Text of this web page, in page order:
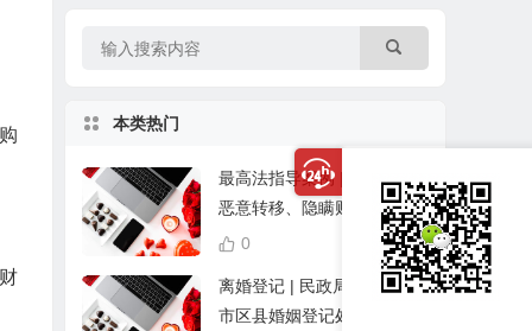
本类热门
最高法指导案例 | 离婚期间
恶意转移、隐瞒财产的，应
当少分
12,945
0
离婚登记 | 民政局 | 宁波各
市区县婚姻登记处地址及联